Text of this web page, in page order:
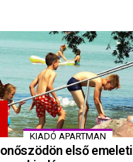
KIADÓ APARTMAN
első emeleti